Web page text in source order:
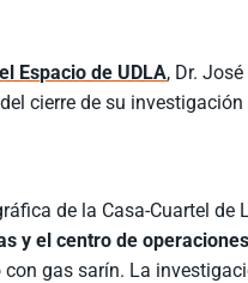
Espacio de UDLA, Dr.
cierre de su
de la Casa-Cuartel de
y el centro de
con gas sarín. La